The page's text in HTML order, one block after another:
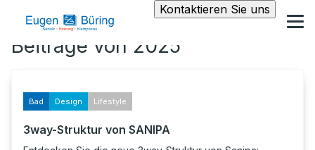
Kontaktieren Sie uns
Beiträge von 2025
Bad Design Lifestyle
3way-Struktur von SANIPA